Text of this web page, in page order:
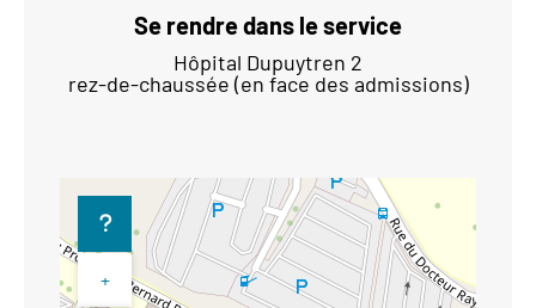
Se rendre dans le service
Hôpital Dupuytren 2
rez-de-chaussée (en face des admissions)
+